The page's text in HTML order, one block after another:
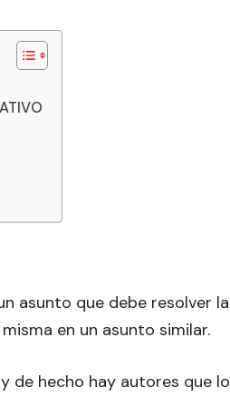
asunto que debe resolver la
en un asunto similar.
de hecho hay autores que lo